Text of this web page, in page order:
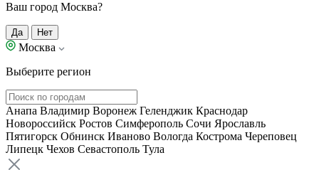
Ваш город Москва?
Да Нет
Москва
Выберите регион
Анапа Владимир Воронеж Геленджик Краснодар
Новороссийск Ростов Симферополь Сочи Ярославль
Пятигорск Обнинск Иваново Вологда Кострома Череповец
Липецк Чехов Севастополь Тула